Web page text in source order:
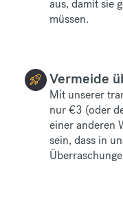
aus, damit sie
müssen.
Vermeide
Mit unserer
nur€3 (oder
einer anderen
sein, dass in